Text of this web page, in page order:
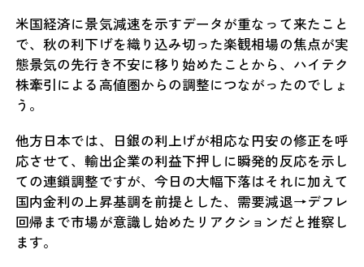
米国経済に景気減速を示すデータが重なって来たこと
で、秋の利下げを織り込み切った楽観相場の焦点が実
態景気の先行き不安に移り始めたことから、ハイテク
株牽引による高値圏からの調整につながったのでしょ
う。
他方日本では、日銀の利上げが相応な円安の修正を呼
応させて、輸出企業の利益下押しに瞬発的反応を示し
ての連鎖調整ですが、今日の大幅下落はそれに加えて
国内金利の上昇基調を前提とした、需要減退→デフレ
回帰まで市場が意識し始めたリアクションだと推察し
ます。